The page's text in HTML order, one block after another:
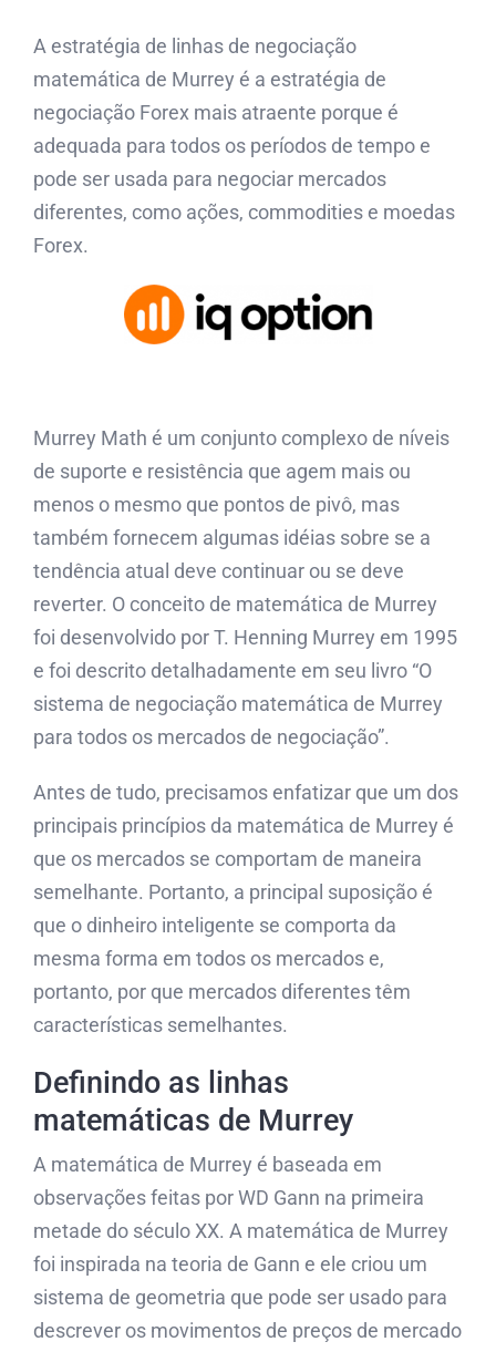
A estratégia de linhas de negociação
matemática de Murrey é a estratégia de
negociação Forex mais atraente porque é
adequada para todos os períodos de tempo e
pode ser usada para negociar mercados
diferentes, como ações, commodities e moedas
Forex.
Murrey Math é um conjunto complexo de níveis
de suporte e resistência que agem mais ou
menos o mesmo que pontos de pivô, mas
também fornecem algumas idéias sobre se a
tendência atual deve continuar ou se deve
reverter. O conceito de matemática de Murrey
foi desenvolvido por T. Henning Murrey em 1995
e foi descrito detalhadamente em seu livro “O
sistema de negociação matemática de Murrey
para todos os mercados de negociação”.
Antes de tudo, precisamos enfatizar que um dos
principais princípios da matemática de Murrey é
que os mercados se comportam de maneira
semelhante. Portanto, a principal suposição é
que o dinheiro inteligente se comporta da
mesma forma em todos os mercados e,
portanto, por que mercados diferentes têm
características semelhantes.
Definindo as linhas
matemáticas de Murrey
A matemática de Murrey é baseada em
observações feitas por WD Gann na primeira
metade do século XX. A matemática de Murrey
foi inspirada na teoria de Gann e ele criou um
sistema de geometria que pode ser usado para
descrever os movimentos de preços de mercado